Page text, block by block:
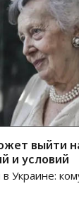
выйти
и условий
Украине: